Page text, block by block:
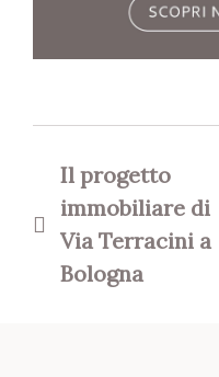
articoli
Il progetto
immobiliare di
Via Terracini a
Bologna